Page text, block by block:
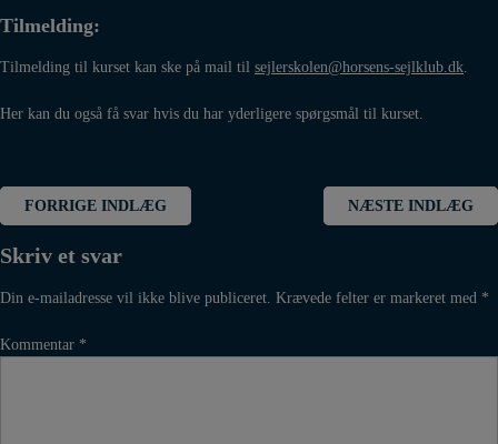
Tilmelding:
Tilmelding til kurset kan ske på mail til sejlerskolen@horsens-sejlklub.dk
Her kan du også få svar hvis du har yderligere spørgsmål til kurset.
Indlægsnavigation
FORRIGE INDLÆG NÆSTE INDLÆG
Skriv et svar
Din e-mailadresse vil ikke blive publiceret. Krævede felter er markeret med *
Kommentar *